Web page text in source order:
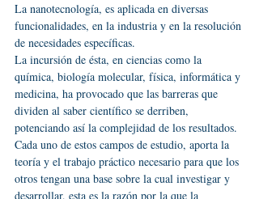
La nanotecnología, es aplicada en diversas
funcionalidades, en la industria y en la resolución
de necesidades específicas.
La incursión de ésta, en ciencias como la
química, biología molecular, física, informática y
medicina, ha provocado que las barreras que
dividen al saber científico se derriben,
potenciando así la complejidad de los resultados.
Cada uno de estos campos de estudio, aporta la
teoría y el trabajo práctico necesario para que los
otros tengan una base sobre la cual investigar y
desarrollar, esta es la razón por la que la